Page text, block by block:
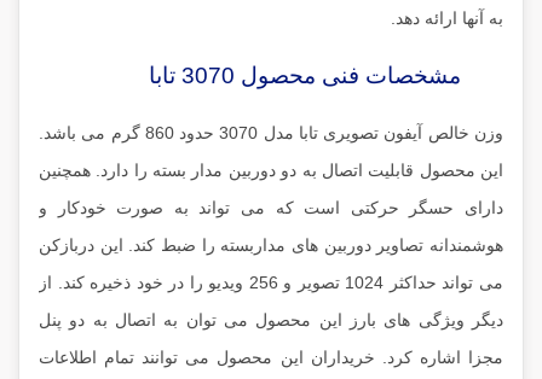
به آنها ارائه دهد.
مشخصات فنی محصول 3070 تابا
وزن خالص آیفون تصویری تابا مدل 3070 حدود 860 گرم می باشد.
این محصول قابلیت اتصال به دو دوربین مدار بسته را دارد. همچنین
دارای حسگر حرکتی است که می تواند به صورت خودکار و
هوشمندانه تصاویر دوربین های مداربسته را ضبط کند. این دربازکن
می تواند حداکثر 1024 تصویر و 256 ویدیو را در خود ذخیره کند. از
دیگر ویژگی های بارز این محصول می توان به اتصال به دو پنل
مجزا اشاره کرد. خریداران این محصول می توانند تمام اطلاعات